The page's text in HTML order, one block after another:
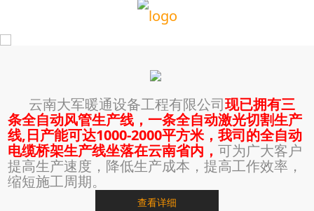
云南大军暖通设备工程有限公司现已拥有三
条全自动风管生产线，一条全自动激光切割生产
线,日产能可达1000-2000平方米，我司的全自动
电缆桥架生产线坐落在云南省内， 可为广大客户
提高生产速度，降低生产成本，提高工作效率，
缩短施工周期。
查看详细